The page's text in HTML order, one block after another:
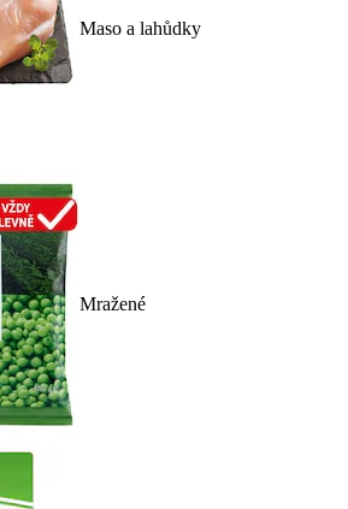
Maso a lahůdky
Mražené